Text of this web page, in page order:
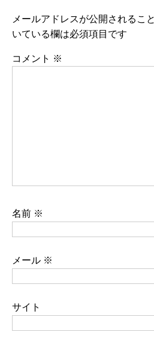
メールアドレスが公開されるこ
いている欄は必須項目です
コメント ※
名前 ※
メール ※
サイト